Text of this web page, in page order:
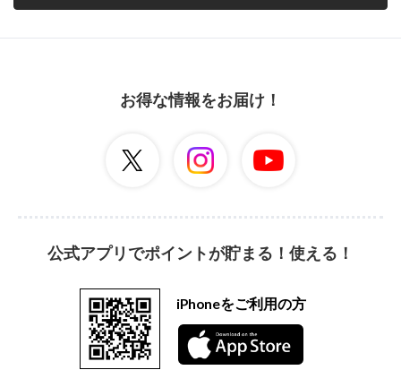
お得な情報をお届け！
公式アプリでポイントが貯まる！使える！
iPhoneをご利用の方